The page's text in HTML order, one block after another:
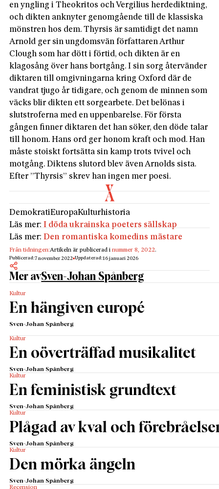
en yngling i Theokritos och Vergilius herdediktning,
och dikten anknyter genomgående till de klassiska
mönstren hos dem. Thyrsis är samtidigt det namn
Arnold ger sin ungdomsvän författaren Arthur
Clough som har dött i förtid, och dikten är en
klagosång över hans bortgång. I sin sorg återvänder
diktaren till omgivningarna kring Oxford där de
vandrat tjugo år tidigare, och genom de minnen som
väcks blir dikten ett sorgearbete. Det belönas i
slutstroferna med en uppenbarelse. För första
gången finner diktaren det han söker, den döde talar
till honom. Hans ord ger honom kraft och mod. Han
måste stoiskt fortsätta sin kamp trots tvivel och
motgång. Diktens slutord blev även Arnolds sista.
Efter ”Thyrsis” skrev han ingen mer poesi.
DemokratiEuropaKulturhistoria
Läs mer:I döda ukrainska poeters sällskap
Läs mer:Den romantiska komedins mästare
Från tidningen:Artikeln är publicerad inummer 8, 2022.
Publicerad:7 november 2022 Uppdaterad:16 januari 2026
Mer avSven-Johan Spånberg
Kultur
En hängiven europé
Sven-Johan Spånberg
Kultur
En oöverträffad musikalitet
Sven-Johan Spånberg
Kultur
En feministisk grundtext
Sven-Johan Spånberg
Kultur
Plågad av kval och
Sven-Johan Spånberg
Kultur
Den mörka ängeln
Sven-Johan Spånberg
Recension